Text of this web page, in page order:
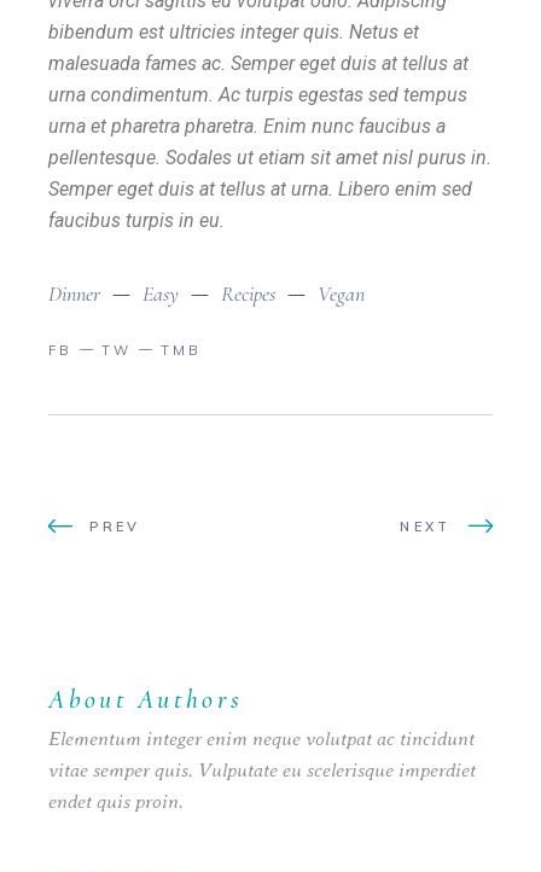
bibendum est ultricies integer quis. Netus et
malesuada fames ac. Semper eget duis at tellus at
urna condimentum. Ac turpis egestas sed tempus
urna et pharetra pharetra. Enim nunc faucibus a
pellentesque. Sodales ut etiam sit amet nisl purus in.
Semper eget duis at tellus at urna. Libero enim sed
faucibus turpis in eu.
Dinner Easy Recipes Vegan
FB TW TMB
PREV NEXT
About Authors
Elementum integer enim neque volutpat ac tincidunt
vitae semper quis. Vulputate eu scelerisque imperdiet
endet quis proin.